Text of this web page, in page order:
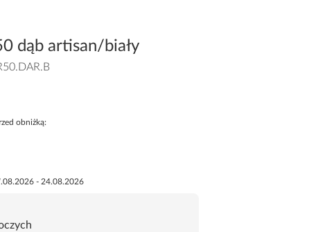
dąb artisan/biały
obniżką:
- 24.08.2026